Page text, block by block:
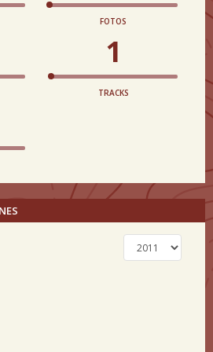
FOTOS
1
TRACKS